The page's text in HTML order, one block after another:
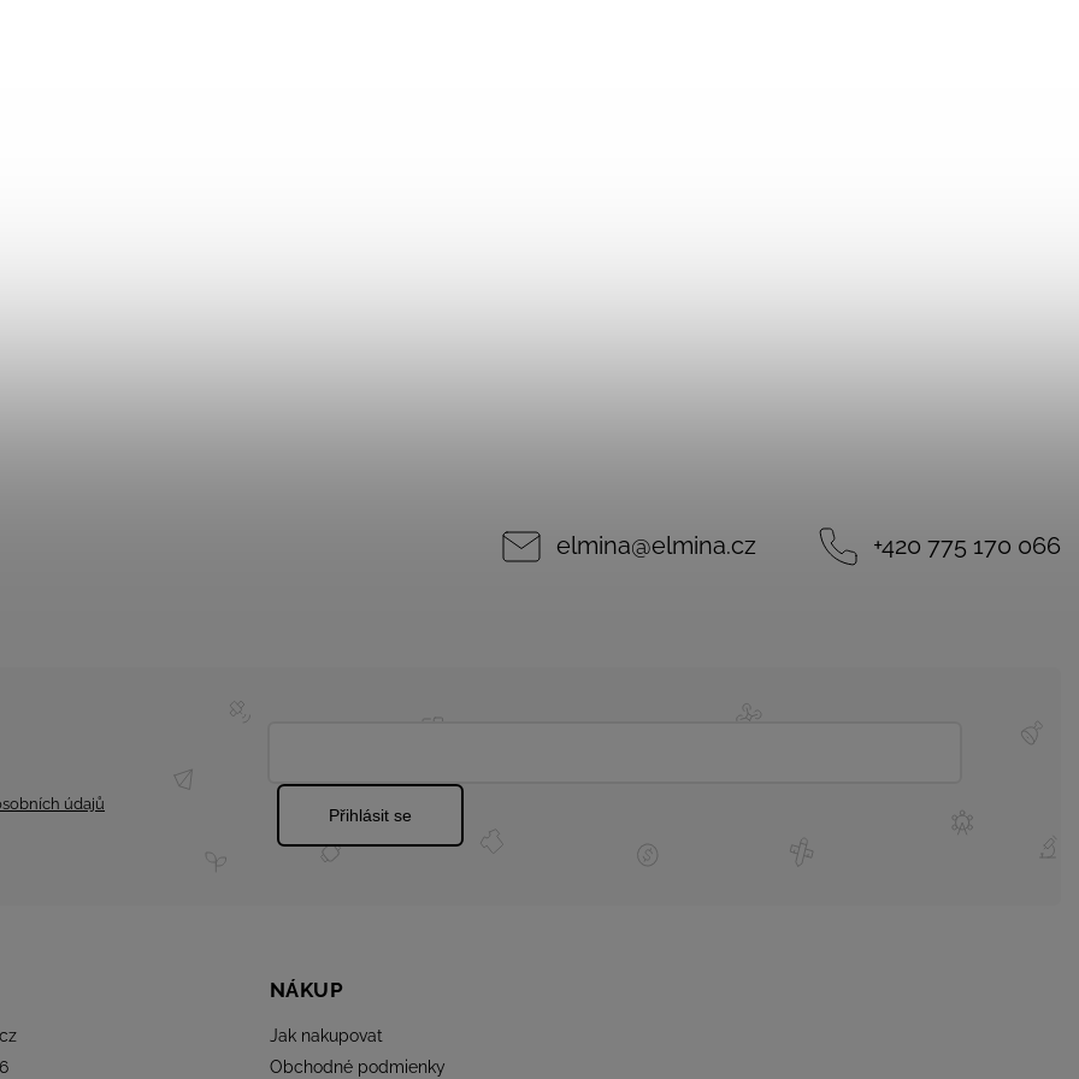
elmina@elmina.cz +420 775 170 066
NÁKUP
Jak nakupovat
Obchodné podmienky
údajů
Přihlásit se